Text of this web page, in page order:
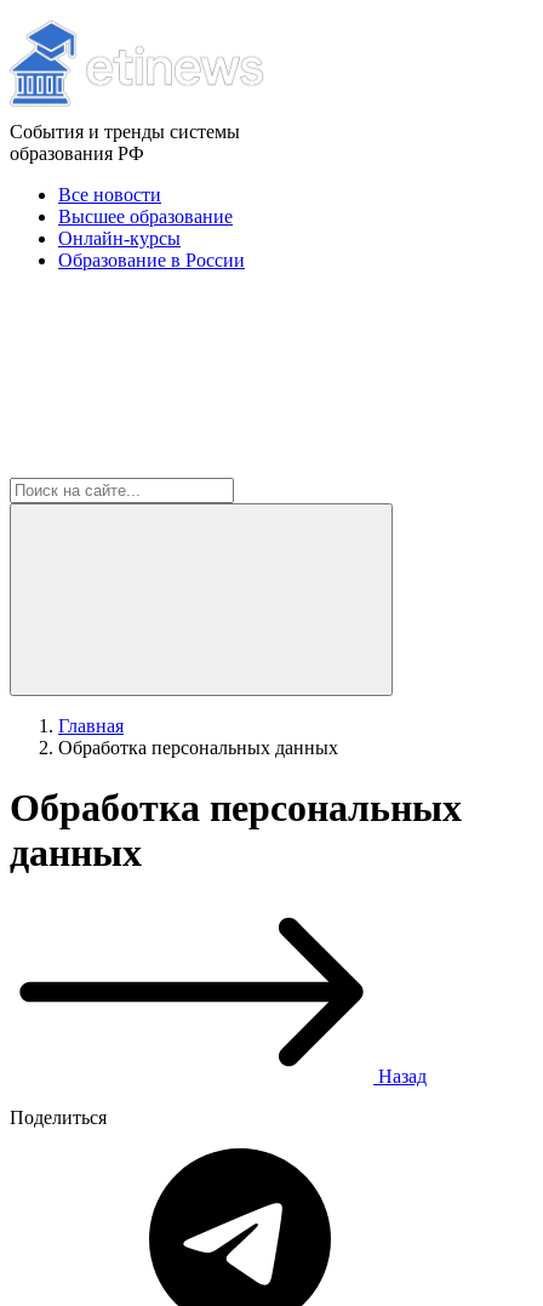
События и тренды системы
образования РФ
Все новости
Высшее образование
Онлайн-курсы
Образование в России
Главная
Обработка персональных данных
Обработка персональных
данных
Назад
Поделиться